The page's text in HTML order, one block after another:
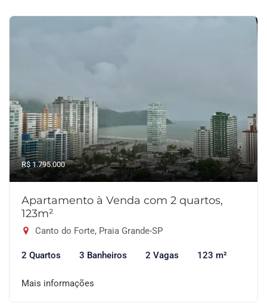
R$ 1.795.000
Apartamento à Venda com 2 quartos,
123m²
Canto do Forte, Praia Grande-SP
2 Quartos 3 Banheiros 2 Vagas 123 m²
Mais informações